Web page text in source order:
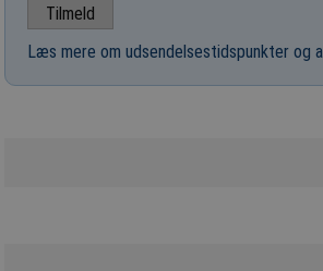
Læs mere om udsendelsestidspunkter og